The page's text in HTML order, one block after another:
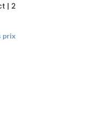
| 2
prix